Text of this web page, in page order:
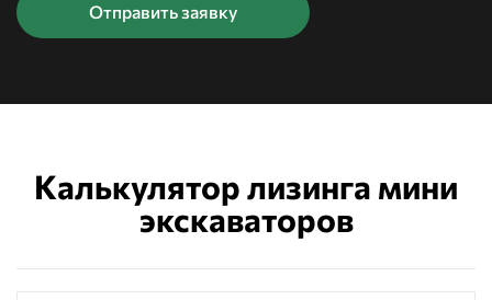
Калькулятор лизинга мини
экскаваторов